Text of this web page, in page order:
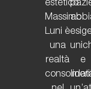
estetico
Massimo
Luni è
una
realtà
e